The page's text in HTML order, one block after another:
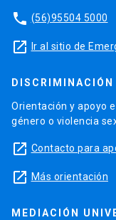
phone (56)95504 5000
launch Ir al sitio de
Orientación y apoyo
género o violencia
launch Contacto para
launch Más orientación
MEDIACIÓN